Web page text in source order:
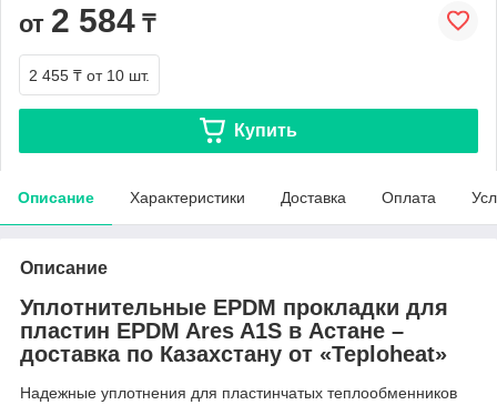
от 2 584 ₸
2 455 ₸ от 10 шт.
Купить
Описание Характеристики Доставка Оплата
Описание
Уплотнительные EPDM прокладки для
пластин EPDM Ares A1S в Астане –
доставка по Казахстану от «Teploheat»
Надежные уплотнения для пластинчатых теплообменников